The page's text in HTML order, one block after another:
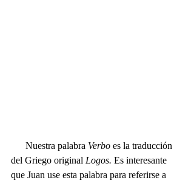
      Nuestra palabra
Verbo es la traducción
del Griego original Logos. Es interesante
que Juan use esta palabra para referirse a